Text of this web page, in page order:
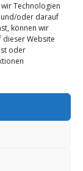
Technologien
und/oder darauf
können wir
dieser Website
oder